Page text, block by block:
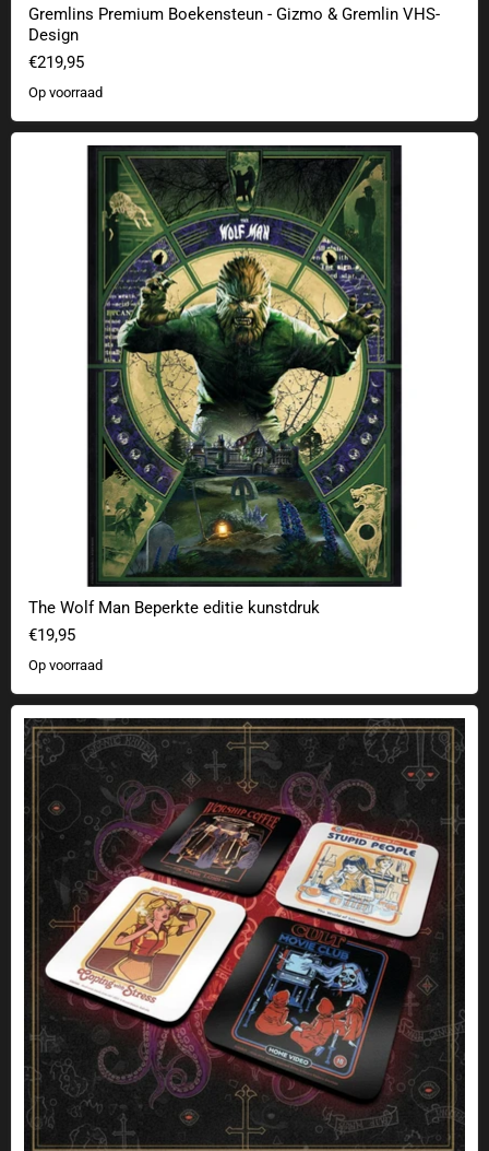
Gremlins Premium Boekensteun - Gizmo & Gremlin VHS-
Design
€219,95
Op voorraad
The Wolf Man Beperkte editie kunstdruk
The Wolf Man Beperkte editie kunstdruk
€19,95
Op voorraad
Onderzettersets "Steven Rhodes" - 4 stuks met Cult-motieven